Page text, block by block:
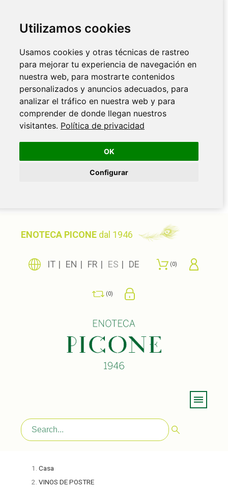
Utilizamos cookies
Usamos cookies y otras técnicas de rastreo
para mejorar tu experiencia de navegación en
nuestra web, para mostrarte contenidos
personalizados y anuncios adecuados, para
analizar el tráfico en nuestra web y para
comprender de donde llegan nuestros
visitantes. Política de privacidad
OK
Configurar
ENOTECA PICONE dal 1946
IT EN FR ES DE 0
0
Casa
VINOS DE POSTRE